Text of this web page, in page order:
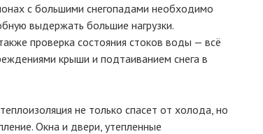
с большими снегопадами необходимо
выдержать большие нагрузки.
проверка состояния стоков воды — всё
крыши и подтаиванием снега в
не только спасет от холода, но
Окна и двери, утепленные